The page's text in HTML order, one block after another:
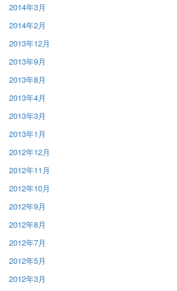
2014年3月
2014年2月
2013年12月
2013年9月
2013年8月
2013年4月
2013年3月
2013年1月
2012年12月
2012年11月
2012年10月
2012年9月
2012年8月
2012年7月
2012年5月
2012年3月